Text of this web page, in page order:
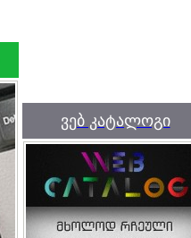
ვებ კატალოგი